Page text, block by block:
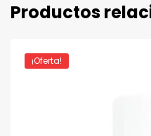
Productos
¡Oferta!